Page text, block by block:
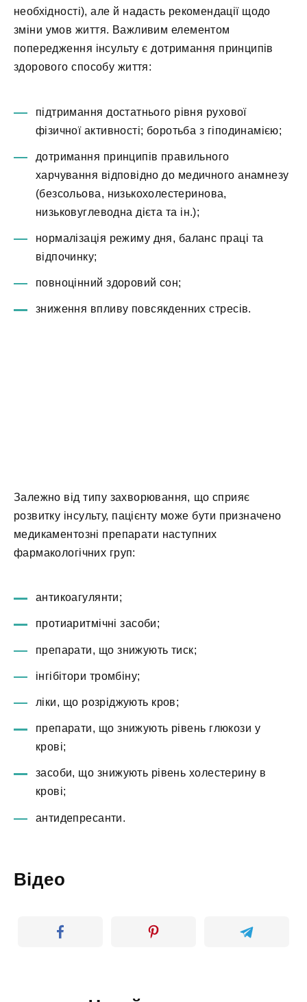
необхідності), але й надасть рекомендації щодо
зміни умов життя. Важливим елементом
попередження інсульту є дотримання принципів
здорового способу життя:
підтримання достатнього рівня рухової
фізичної активності; боротьба з гіподинамією;
дотримання принципів правильного
харчування відповідно до медичного анамнезу
(безсольова, низькохолестеринова,
низьковуглеводна дієта та ін.);
нормалізація режиму дня, баланс праці та
відпочинку;
повноцінний здоровий сон;
зниження впливу повсякденних стресів.
Залежно від типу захворювання, що сприяє
розвитку інсульту, пацієнту може бути призначено
медикаментозні препарати наступних
фармакологічних груп:
антикоагулянти;
протиаритмічні засоби;
препарати, що знижують тиск;
інгібітори тромбіну;
ліки, що розріджують кров;
препарати, що знижують рівень глюкози у
крові;
засоби, що знижують рівень холестерину в
крові;
антидепресанти.
Відео